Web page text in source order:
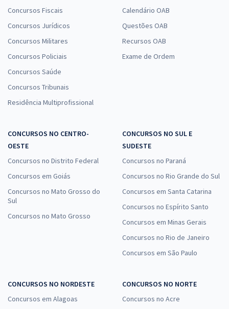
Concursos Fiscais
Concursos Jurídicos
Concursos Militares
Concursos Policiais
Concursos Saúde
Concursos Tribunais
Residência Multiprofissional
Calendário OAB
Questões OAB
Recursos OAB
Exame de Ordem
CONCURSOS NO CENTRO-
OESTE
Concursos no Distrito Federal
Concursos em Goiás
Concursos no Mato Grosso do
Sul
Concursos no Mato Grosso
CONCURSOS NO SUL E
SUDESTE
Concursos no Paraná
Concursos no Rio Grande do Sul
Concursos em Santa Catarina
Concursos no Espírito Santo
Concursos em Minas Gerais
Concursos no Rio de Janeiro
Concursos em São Paulo
CONCURSOS NO NORDESTE
Concursos em Alagoas
CONCURSOS NO NORTE
Concursos no Acre